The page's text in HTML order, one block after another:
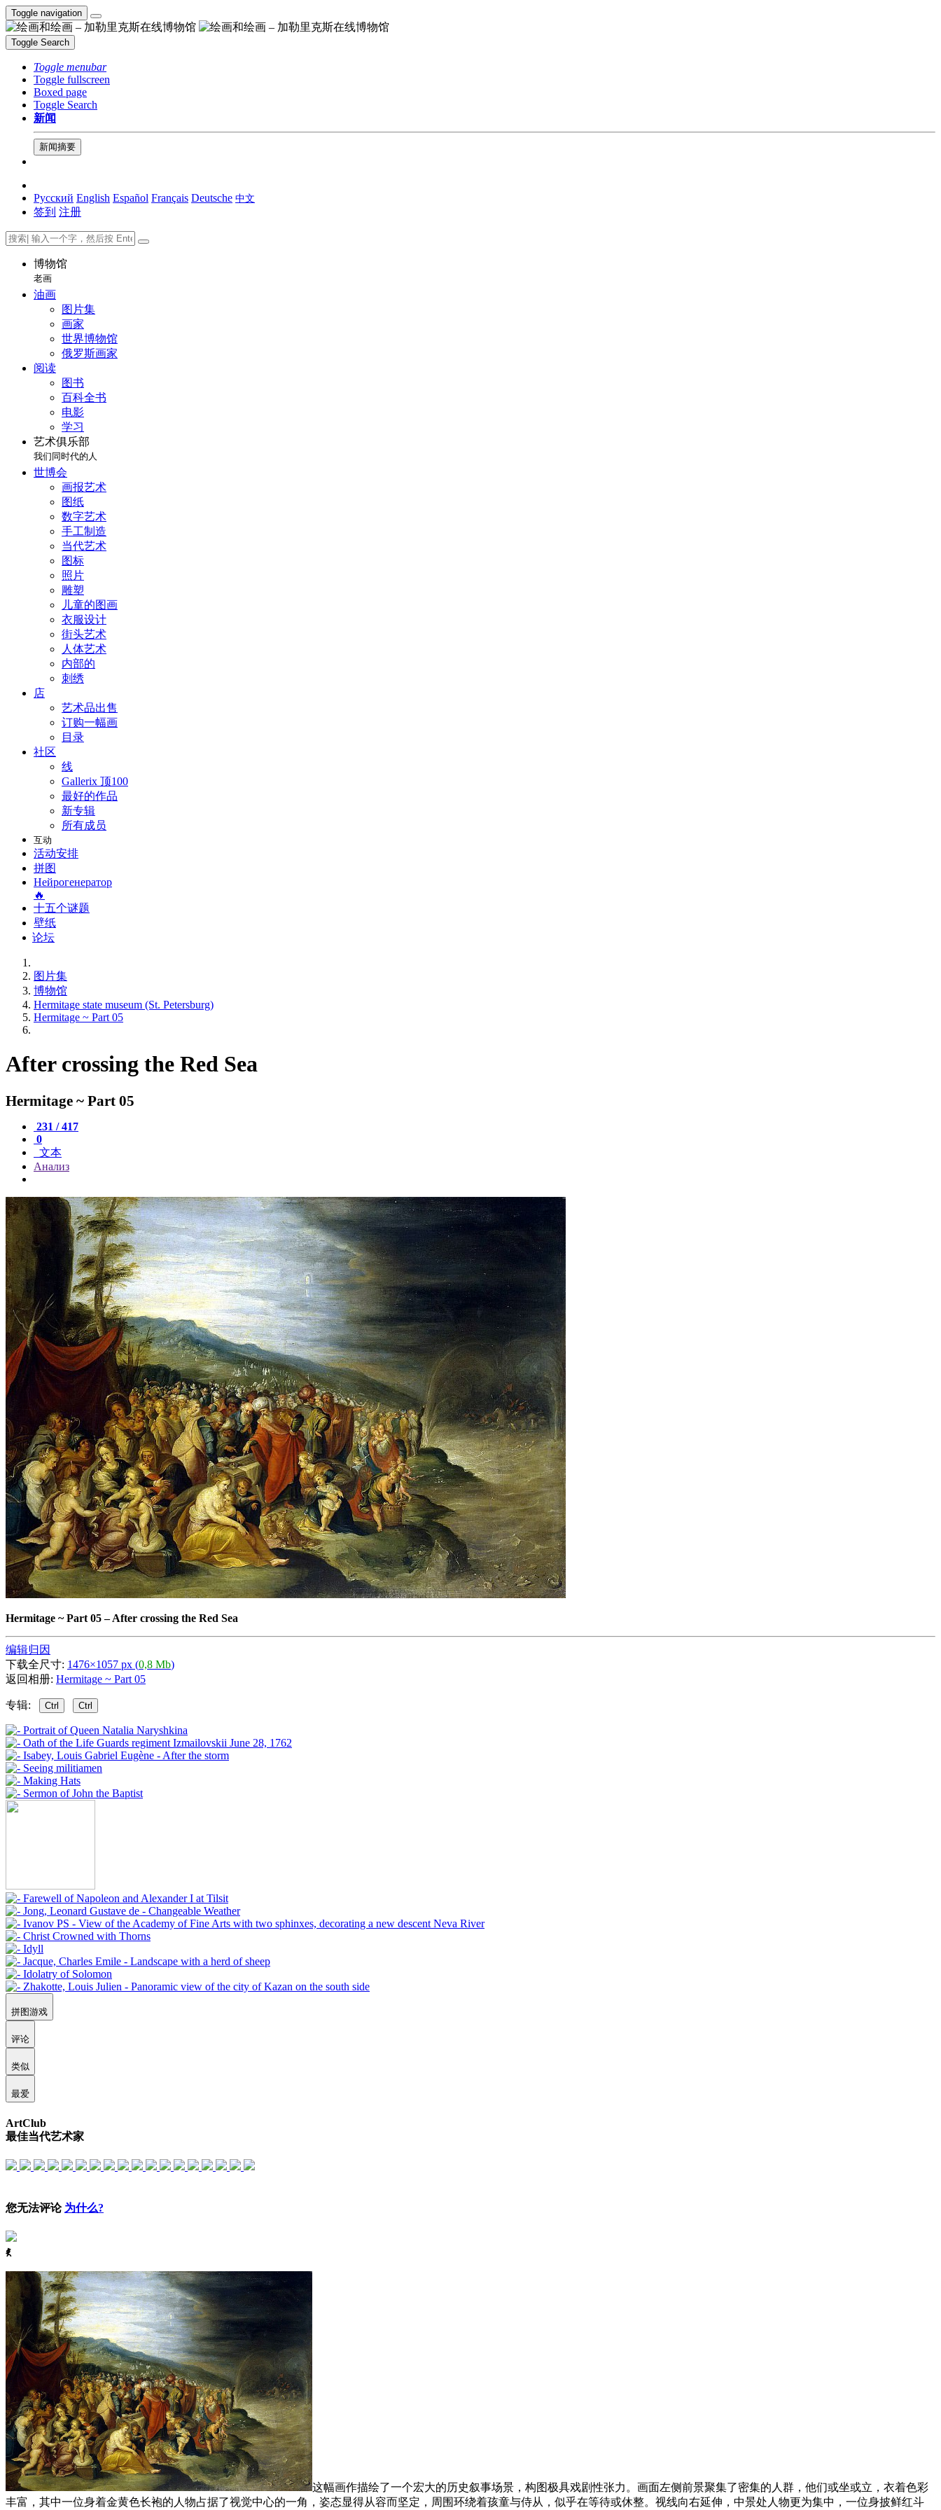
Toggle navigation
Toggle Search
Toggle menubar
Toggle fullscreen
Boxed page
Toggle Search
新闻
新闻摘要
Русский English Español Français Deutsche 中文
签到 注册
博物馆
老画
油画
图片集
画家
世界博物馆
俄罗斯画家
阅读
图书
百科全书
电影
学习
艺术俱乐部
我们同时代的人
世博会
画报艺术
图纸
数字艺术
手工制造
当代艺术
图标
照片
雕塑
儿童的图画
衣服设计
街头艺术
人体艺术
内部的
刺绣
店
艺术品出售
订购一幅画
目录
社区
线
Gallerix 顶100
最好的作品
新专辑
所有成员
互动
活动安排
拼图
Нейрогенератор
🔥
十五个谜题
壁纸
论坛
图片集
博物馆
Hermitage state museum (St. Petersburg)
Hermitage ~ Part 05
After crossing the Red Sea
Hermitage ~ Part 05
231 / 417
0
文本
Анализ
Hermitage ~ Part 05–After crossing the Red Sea
编辑归因
下载全尺寸: 1476×1057 px (0,8 Mb)
返回相册: Hermitage ~ Part 05
专辑: Ctrl Ctrl
拼图游戏
评论
类似
最爱
ArtClub
最佳当代艺术家
您无法评论 为什么?
ꈅ
这幅画作描绘了一个宏大的历史叙事场景，构图极具戏剧性张力。画面左侧前景聚集了密集的人群，他们或坐或立，衣着色彩
丰富，其中一位身着金黄色长袍的人物占据了视觉中心的一角，姿态显得从容而坚定，周围环绕着孩童与侍从，似乎在等待或休整。视线向右延伸，中景处人物更为集中，一位身披鲜红斗